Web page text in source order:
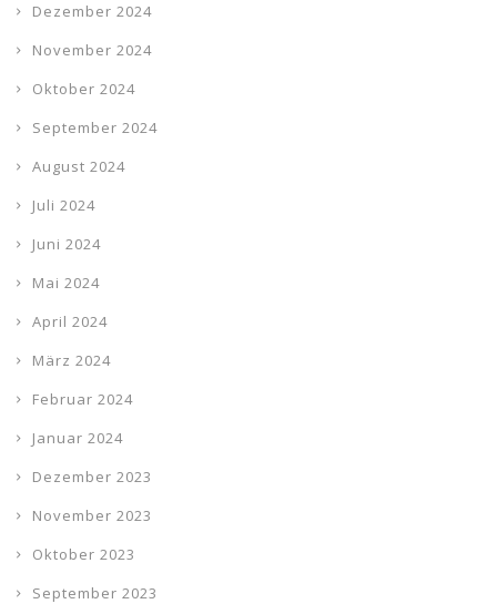
Dezember 2024
November 2024
Oktober 2024
September 2024
August 2024
Juli 2024
Juni 2024
Mai 2024
April 2024
März 2024
Februar 2024
Januar 2024
Dezember 2023
November 2023
Oktober 2023
September 2023